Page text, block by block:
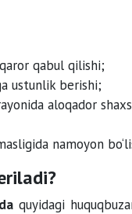
qabul qilishi;
ustunlik berishi;
aloqador
namoyon
quyidagi